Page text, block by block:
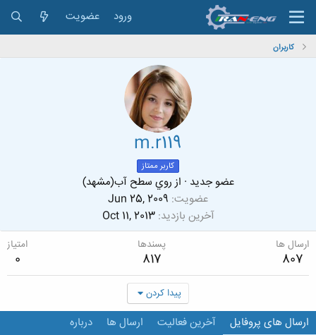
ورود عضویت
کاربران
m.r119
کاربر ممتاز
عضو جدید · ازروي سطح آب(مشهد)
عضویت Jun 25, 2009
آخرین بازدید Oct 11, 2013
ارسال ها
807
پسندها
817
امتیاز
0
پیدا کردن
ارسال های پروفایل آخرین فعالیت ارسال ها درباره